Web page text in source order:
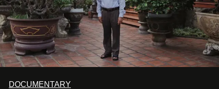
DOCUMENTARY